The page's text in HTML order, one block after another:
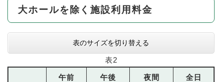
大ホールを除く施設利用料金
表のサイズを切り替える
表2
午前 午後 夜間 全日